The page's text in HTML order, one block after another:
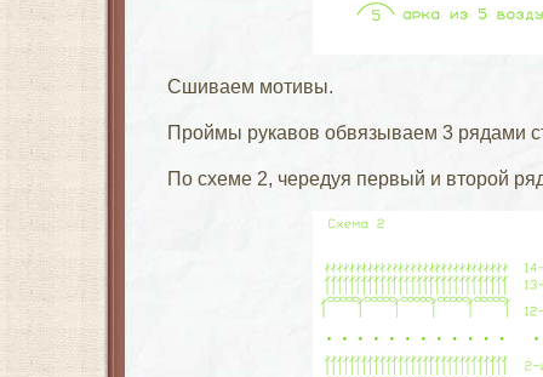
Сшиваем мотивы.
Проймы рукавов обвязываем 3 рядами
По схеме 2, чередуя первый и второй